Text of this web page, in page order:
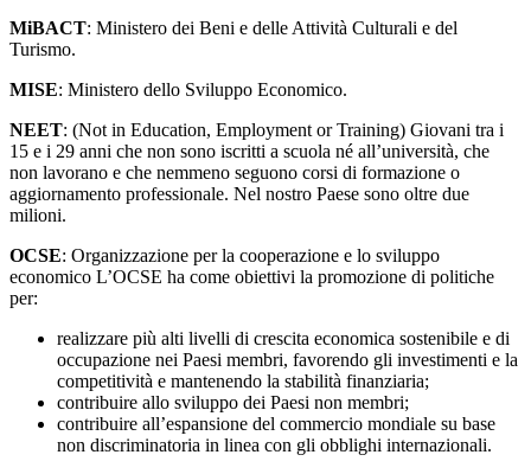
MiBACT: Ministero dei Beni e delle Attività Culturali e del
Turismo.
MISE: Ministero dello Sviluppo Economico.
NEET: (Not in Education, Employment or Training) Giovani tra i
15 e i 29 anni che non sono iscritti a scuola né all’università, che
non lavorano e che nemmeno seguono corsi di formazione o
aggiornamento professionale. Nel nostro Paese sono oltre due
milioni.
OCSE: Organizzazione per la cooperazione e lo sviluppo
economico L’OCSE ha come obiettivi la promozione di politiche
per:
realizzare più alti livelli di crescita economica sostenibile e di
occupazione nei Paesi membri, favorendo gli investimenti e la
competitività e mantenendo la stabilità finanziaria;
contribuire allo sviluppo dei Paesi non membri;
contribuire all’espansione del commercio mondiale su base
non discriminatoria in linea con gli obblighi internazionali.